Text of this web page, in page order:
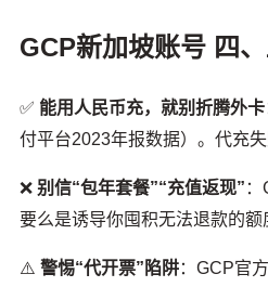
GCP新加坡账号 四
✅ 能用人民币充，就别折腾外卡
付平台2023年报数据）。代充
❌别信“包年套餐”“充值返现”
要么是诱导你囤积无法退款的额
⚠️警惕“代开票”陷阱：GCP官